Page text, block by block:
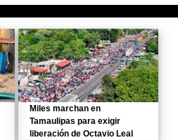
Miles marchan en
Tamaulipas para exigir
liberación de Octavio Leal